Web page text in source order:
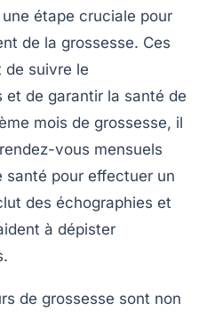
étape cruciale pour
de la grossesse. Ces
suivre le
de garantir la santé de
mois de grossesse, il
vous mensuels
santé pour effectuer un
des échographies et
à dépister
de grossesse sont non